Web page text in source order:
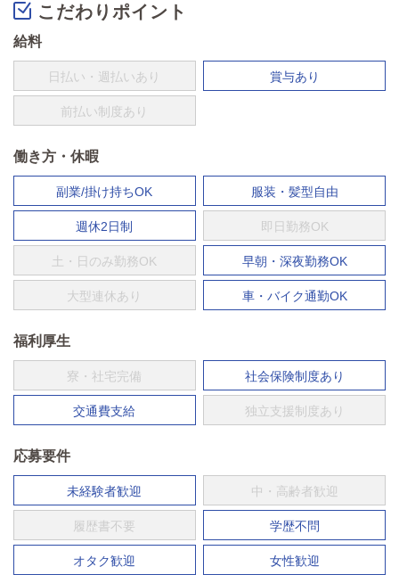
こだわりポイント
給料
日払い・週払いあり 賞与あり
前払い制度あり
働き方・休暇
副業/掛け持ちOK 服装・髪型自由
週休2日制 即日勤務OK
土・日のみ勤務OK 早朝・深夜勤務OK
大型連休あり 車・バイク通勤OK
福利厚生
寮・社宅完備 社会保険制度あり
交通費支給 独立支援制度あり
応募要件
未経験者歓迎 中・高齢者歓迎
履歴書不要 学歴不問
オタク歓迎 女性歓迎